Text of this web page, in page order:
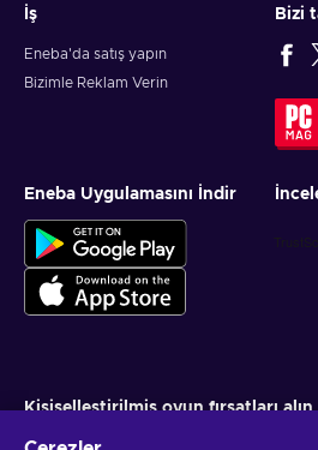
İş
Eneba'da satış yapın
Bizimle Reklam Verin
Bizi
Eneba Uygulamasını İndir
Kişiselleştirilmiş oyun fırsatları alın